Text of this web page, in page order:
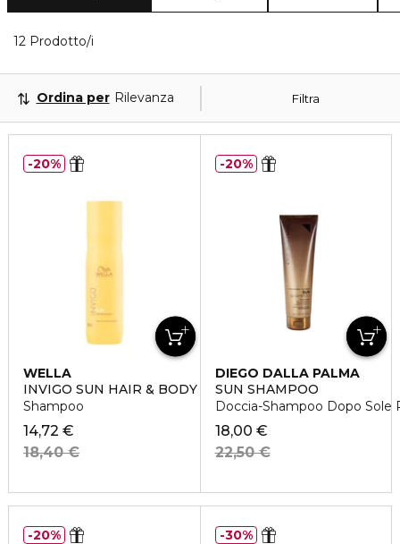
12 Prodotto/i
Filtra
Ordina per Rilevanza
WELLA
INVIGO SUN HAIR & BODY
Shampoo
14,72 €
18,40 €
20%
DIEGO DALLA PALMA
SUN SHAMPOO
Doccia-Shampoo Dopo Sole
18,00 €
22,50 €
20%
20% 30%